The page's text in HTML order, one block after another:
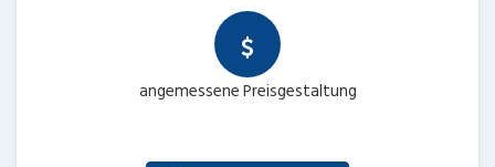
angemessene Preisgestaltung